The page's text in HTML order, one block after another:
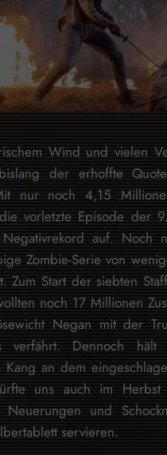
Wind und vielen
der erhoffte
nur noch 4,15
vorletzte Episode der
Negativrekord auf. Noch
Zombie-Serie von
Zum Start der siebten
noch 17 Millionen
Negan mit der
verfährt. Dennoch hält
Kang an dem
uns auch im
Neuerungen und
servieren.